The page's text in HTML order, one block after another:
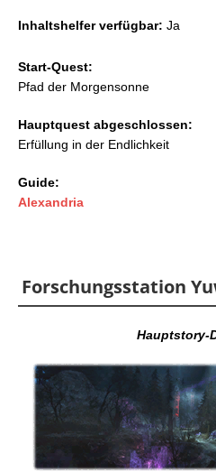
Inhaltshelfer verfügbar: Ja
Start-Quest:
Pfad der Morgensonne
Hauptquest abgeschlossen:
Erfüllung in der Endlichkeit
Guide:
Alexandria
Forschungsstation
Hauptstory-